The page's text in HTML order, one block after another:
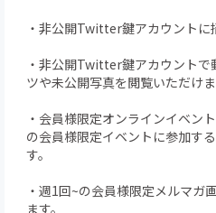
・非公開Twitter鍵アカウントに
・非公開Twitter鍵アカウントで
ツや未公開写真を閲覧いただけま
・会員様限定オンラインイベン
の会員様限定イベントに参加す
す。
・週1回~の会員様限定メルマガ
ます。